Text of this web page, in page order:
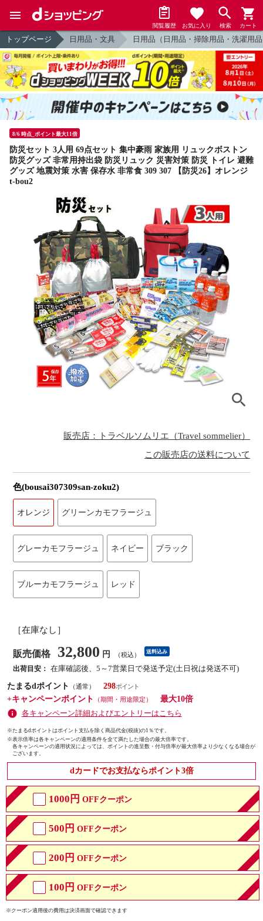
閲覧履歴 お気に入り 検索 カート
トップページ 日用品・文具 日用品（日用品・掃除用品・洗濯用
8/6 時点_ポイント最大11倍
防災セット 3人用 69点セット 集中豪雨 家族用 リュックボストン
防災グッズ 非常用持出袋 防災リュック 災害対策 防災 トイレ 避難
グッズ 地震対策 水害 保存水 非常食 309 307 【防災26】オレンジ
t-bou2
販売店：トラベルソムリエ（Travel sommelier）
この販売店の送料について
色(bousai307309san-zoku2)
オレンジ グリーンカモフラージュ
グレーカモフラージュ ネイビー ブラック
ブルーカモフラージュ レッド
［在庫なし］
販売価格 32,800 円 （税込） 送料込み
出荷目安： 在庫確認後、5～7営業日で発送予定(土日祝は発送不可)
たまるdポイント
（通常）
298
+キャンペーンポイント
（期間・用途限定）
最大10倍
各キャンペーン詳細およびエントリーはこちら
※たまるdポイントはポイント支払を除く商品代金(税抜)の1％です。
※表示倍率は各キャンペーンの適用条件を全て満たした場合の最大倍率です。
各キャンペーンの適用状況によっては、ポイントの進呈数・付与倍率が最大倍率より少なくなる場合が
ございます。
dカードでお支払ならポイント3倍
1000円 OFFクーポン
500円 OFFクーポン
200円 OFFクーポン
100円 OFFクーポン
※クーポン適用後の費用は決済画面で確認できます